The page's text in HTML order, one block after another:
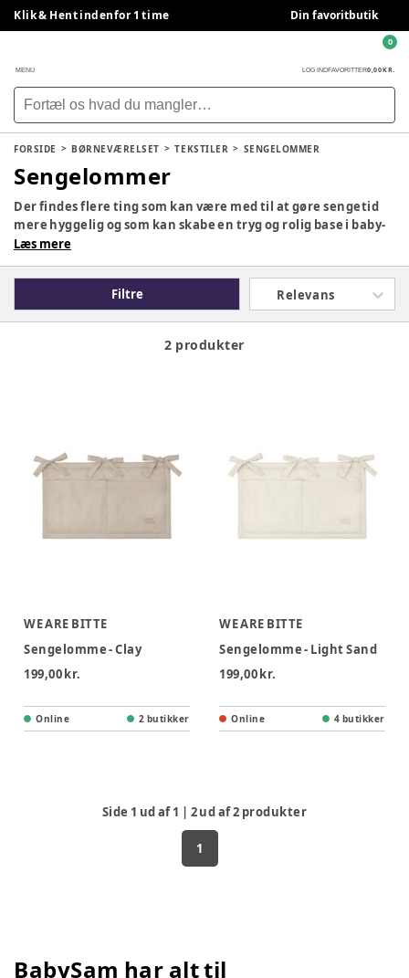
Klik & Hent indenfor 1 time Din favoritbutik
MENU LOG INDFAVORITTER0,00 KR.
0
FORSIDE BØRNEVÆRELSET TEKSTILER SENGELOMMER
Sengelommer
Der findes flere ting som kan være med til at gøre sengetid
mere hyggelig og som kan skabe en tryg og rolig base i baby-
eller juniorsengen. Her finder du bl.a. sengehimler i
og søde motiver til både baby og junior samt flotte
sengerande der kan bruges til de helt små og de lidt større.
Se vores store udvalg her og find jeres favoritter.
Læs mere
Filtre Relevans
2 produkter
WE ARE BITTE
Sengelomme - Clay
199,00 kr.
Online 2 butikker
WE ARE BITTE
Sengelomme - Light Sand
199,00 kr.
Online 4 butikker
Side 1 ud af1 | 2ud af2 produkter
1
BabySam har alt til